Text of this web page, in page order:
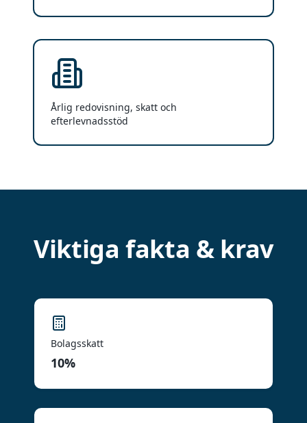
Årlig redovisning, skatt och
efterlevnadsstöd
Viktiga fakta & krav
Bolagsskatt
10%